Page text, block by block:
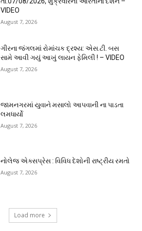
VIDEO
August 7, 2026
ગીરના જંગલમાં રોમાંચક દ્રશ્ય: એસ.ટી. બસ
સામે આવી ગયું આખું લાયન ફેમિલી ! – VIDEO
August 7, 2026
જામનગરમાં યુવાને મસાલો આપવાની ના પાડતા
લમધાર્યો
August 7, 2026
નોલેજ એક્સપ્રેસ : વિવિધ દેશોની રાષ્ટ્રીય રમતો
August 7, 2026
Load more